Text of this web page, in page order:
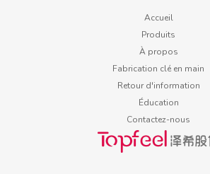
Accueil
Produits
À propos
Fabrication clé en main
Retour d'information
Éducation
Contactez-nous